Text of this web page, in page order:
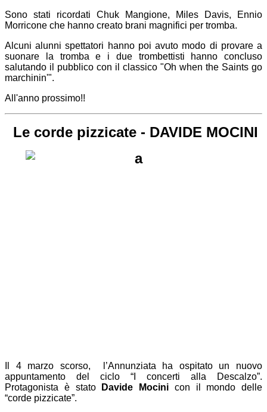
Sono stati ricordati Chuk Mangione, Miles Davis, Ennio
Morricone che hanno creato brani magnifici per tromba.
Alcuni alunni spettatori hanno poi avuto modo di provare a
suonare la tromba e i due trombettisti hanno concluso
salutando il pubblico con il classico "Oh when the Saints go
marchinin'".
All'anno prossimo!!
Le corde pizzicate - DAVIDE MOCINI
Il 4 marzo scorso, l’Annunziata ha ospitato un nuovo
appuntamento del ciclo “I concerti alla Descalzo”.
Protagonista è stato
Davide Mocini con il mondo delle
“corde pizzicate”.